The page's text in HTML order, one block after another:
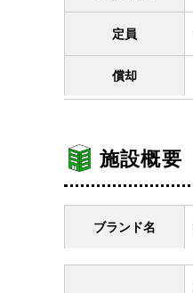
定員
償却
施設概要
ブランド名